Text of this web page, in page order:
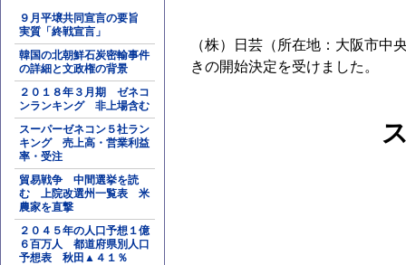
９月平壌共同宣言の要旨
実質「終戦宣言」
韓国の北朝鮮石炭密輸事件
の詳細と文政権の背景
２０１８年３月期 ゼネコ
ンランキング 非上場含む
スーパーゼネコン５社ラン
キング 売上高・営業利益
率・受注
貿易戦争 中間選挙を読
む 上院改選州一覧表 米
農家を直撃
２０４５年の人口予想１億
６百万人 都道府県別人口
予想表 秋田▲４１％
（株）日芸（所在地：大阪市
きの開始決定を受けました。